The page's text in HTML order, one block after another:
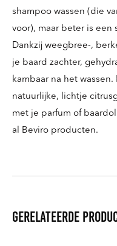
shampoo wassen (die
voor), maar beter is
Dankzij weegbree-,
je baard zachter,
kambaar na het
natuurlijke, lichtje
met je parfum of
al Beviro producten.
Gerelateerde